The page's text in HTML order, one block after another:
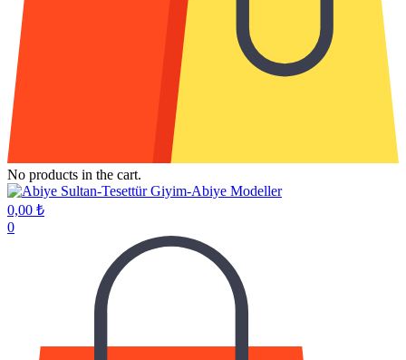
No products in the cart.
0,00 ₺
0